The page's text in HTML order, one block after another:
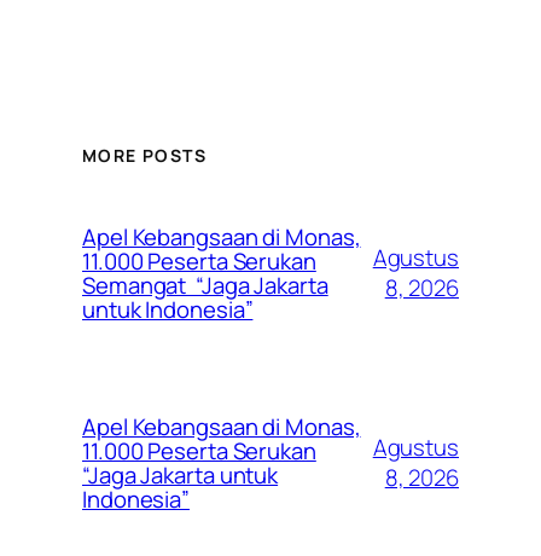
MORE POSTS
Apel Kebangsaan di Monas,
11.000 Peserta Serukan
Semangat “Jaga Jakarta
untuk Indonesia”
Agustus
8, 2026
Apel Kebangsaan di Monas,
11.000 Peserta Serukan
“Jaga Jakarta untuk
Indonesia”
Agustus
8, 2026